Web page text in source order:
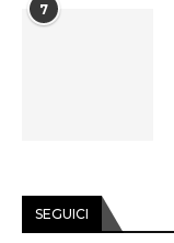
7
SEGUICI